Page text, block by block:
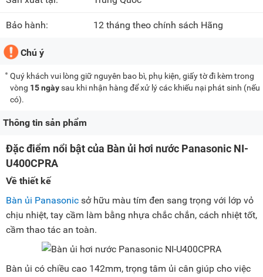
Bảo hành: 12 tháng theo chính sách Hãng
Chú ý
Quý khách vui lòng giữ nguyên bao bì, phụ kiện, giấy tờ đi kèm trong
vòng 15 ngàysau khi nhận hàng để xử lý các khiếu nại phát sinh (nếu
có).
Thông tin sản phẩm
Đặc điểm nổi bật của Bàn ủi hơi nước Panasonic NI-
U400CPRA
Về thiết kế
Bàn ủi Panasonic sở hữu màu tím đen sang trọng với lớp vỏ
chịu nhiệt, tay cầm làm bằng nhựa chắc chắn, cách nhiệt tốt,
cầm thao tác an toàn.
Bàn ủi có chiều cao 142mm, trọng tâm ủi cân giúp cho việc